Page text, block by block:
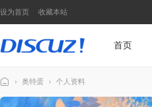
设为首页 收藏本站
首页
Di
› 奥特蛋 › 个人资料